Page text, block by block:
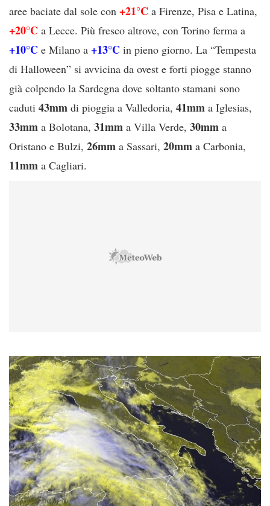
aree baciate dal sole con +21°C a Firenze, Pisa e Latina,
+20°C a Lecce. Più fresco altrove, con Torino ferma a
+10°C e Milano a +13°C in pieno giorno. La “Tempesta
di Halloween” si avvicina da ovest e forti piogge stanno
già colpendo la Sardegna dove soltanto stamani sono
caduti 43mm di pioggia a Valledoria, 41mm a Iglesias,
33mm a Bolotana, 31mm a Villa Verde, 30mm a
Oristano e Bulzi, 26mm a Sassari, 20mm a Carbonia,
11mm a Cagliari.